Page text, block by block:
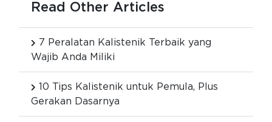
Read Other Articles
7 Peralatan Kalistenik Terbaik yang
Wajib Anda Miliki
10 Tips Kalistenik untuk Pemula, Plus
Gerakan Dasarnya